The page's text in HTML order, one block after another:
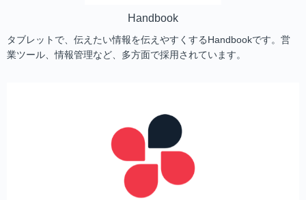
Handbook
タブレットで、伝えたい情報を伝えやすくするHandbookです。営
業ツール、情報管理など、多方面で採用されています。